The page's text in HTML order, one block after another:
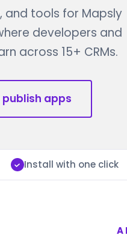
tools for Mapsly
developers and
across 15+ CRMs.
publish apps
Install with one click